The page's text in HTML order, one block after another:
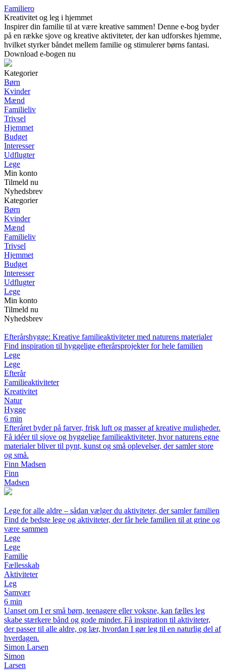
Familiero
Kreativitet og leg i hjemmet
Inspirer din familie til at være kreative sammen! Denne e-bog byder
på en række sjove og kreative aktiviteter, der kan udforskes hjemme,
hvilket styrker båndet mellem familie og stimulerer børns fantasi.
Download e-bogen nu
Kategorier
Børn
Kvinder
Mænd
Familieliv
Trivsel
Hjemmet
Budget
Interesser
Udflugter
Lege
Min konto
Tilmeld nu
Nyhedsbrev
Kategorier
Børn
Kvinder
Mænd
Familieliv
Trivsel
Hjemmet
Budget
Interesser
Udflugter
Lege
Min konto
Tilmeld nu
Nyhedsbrev
Efterårshygge: Kreative familieaktiviteter med naturens materialer
Find inspiration til hyggelige efterårsprojekter for hele familien
Lege
Lege
Efterår
Familieaktiviteter
Kreativitet
Natur
Hygge
6 min
Efteråret byder på farver, frisk luft og masser af kreative muligheder.
Få idéer til sjove og hyggelige familieaktiviteter, hvor naturens egne
materialer bliver til pynt, kunst og små oplevelser, der samler store
og små.
Finn Madsen
Finn
Madsen
Lege for alle aldre – sådan vælger du aktiviteter, der samler familien
Find de bedste lege og aktiviteter, der får hele familien til at grine og
være sammen
Lege
Lege
Familie
Fællesskab
Aktiviteter
Leg
Samvær
6 min
Uanset om I er små børn, teenagere eller voksne, kan fælles leg
skabe stærkere bånd og gode minder. Få inspiration til aktiviteter,
der passer til alle aldre, og lær, hvordan I gør leg til en naturlig del af
hverdagen.
Simon Larsen
Simon
Larsen